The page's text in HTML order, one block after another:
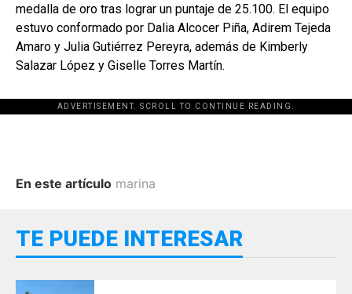
medalla de oro tras lograr un puntaje de 25.100. El equipo
estuvo conformado por Dalia Alcocer Piña, Adirem Tejeda
Amaro y Julia Gutiérrez Pereyra, además de Kimberly
Salazar López y Giselle Torres Martín.
ADVERTISEMENT. SCROLL TO CONTINUE READING.
En este artículo marina
TE PUEDE INTERESAR